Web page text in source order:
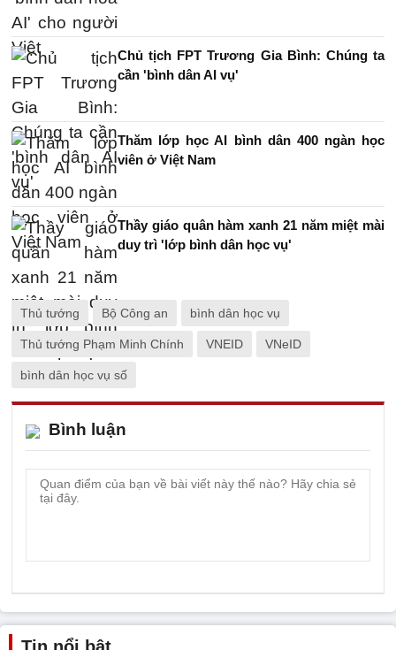
Chủ tịch FPT Trương Gia Bình: Chúng ta
cần 'bình dân AI vụ'
Thăm lớp học AI bình dân 400 ngàn học
viên ở Việt Nam
Thầy giáo quân hàm xanh 21 năm miệt mài
duy trì 'lớp bình dân học vụ'
Thủ tướng Bộ Công an bình dân học vụ
Thủ tướng Phạm Minh Chính VNEID VNeID
bình dân học vụ số
Bình luận